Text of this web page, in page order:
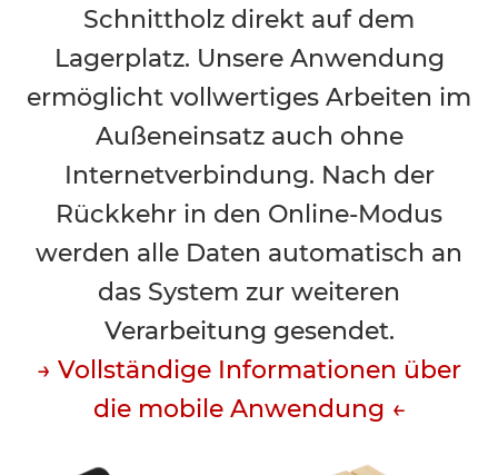
Schnittholz direkt auf dem
Lagerplatz. Unsere Anwendung
ermöglicht vollwertiges Arbeiten im
Außeneinsatz auch ohne
Internetverbindung. Nach der
Rückkehr in den Online-Modus
werden alle Daten automatisch an
das System zur weiteren
Verarbeitung gesendet.
→ Vollständige Informationen über
die mobile Anwendung ←